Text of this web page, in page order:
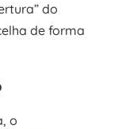
do
de forma
o